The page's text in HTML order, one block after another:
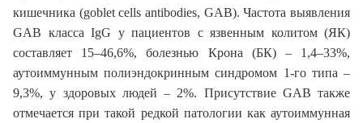
кишечника (goblet cells antibodies, GAB). Частота выявления
GAB класса IgG у пациентов с язвенным колитом (ЯК)
составляет 15–46,6%, болезнью Крона (БК) – 1,4–33%,
аутоиммунным полиэндокринным синдромом 1-го типа –
9,3%, у здоровых людей – 2%. Присутствие GAB также
отмечается при такой редкой патологии как аутоиммунная